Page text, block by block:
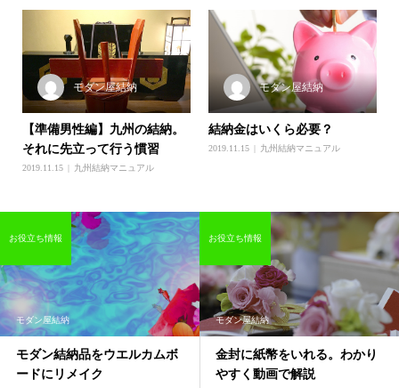
モダン屋結納
【準備男性編】九州の結納。
それに先立って行う慣習
2019.11.15 九州結納マニュアル
モダン屋結納
結納金はいくら必要？
2019.11.15 九州結納マニュアル
モダン屋結納
モダン結納品をウエルカムボ
ードにリメイク
お役立ち情報
モダン屋結納
金封に紙幣をいれる。わかり
やすく動画で解説
お役立ち情報